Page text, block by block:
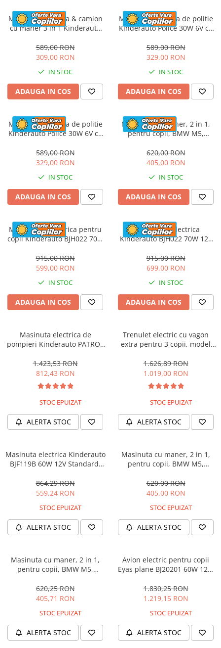
Masinuta electrica & camion
cu maner 3 in 1 Kinderauto
tapitat, music player
589,00 RON
309,00 RON
IN STOC
ADAUGA IN COS
Masinuta electrica de politie
Kinderauto Police 30W 6V cu
bluetooth, culoare Alb
589,00 RON
329,00 RON
IN STOC
ADAUGA IN COS
Masinuta electrica de politie
Kinderauto Police 30W 6V cu
bluetooth, culoare Rosu
589,00 RON
329,00 RON
IN STOC
ADAUGA IN COS
Masinuta cu maner, 2 in 1,
pentru copii, BMW M5,
620,00 RON
405,00 RON
IN STOC
ADAUGA IN COS
Motocicleta electrica pentru
copii Kinderauto BJH022 70W
915,00 RON
599,00 RON
IN STOC
ADAUGA IN COS
Motocicleta electrica
Kinderauto BJH022 70W 12V
culoare Rosie
915,00 RON
699,00 RON
IN STOC
ADAUGA IN COS
Masinuta electrica de
pompieri Kinderauto PATROL
1.423,53 RON
812,43 RON
STOC EPUIZAT
ALERTA STOC
Trenulet electric cu vagon
extra pentru 3 copii, model
music player, albastru
1.626,89 RON
1.019,00 RON
STOC EPUIZAT
ALERTA STOC
Masinuta electrica Kinderauto
BJF119B 60W 12V Standard,
864,29 RON
559,24 RON
STOC EPUIZAT
ALERTA STOC
Masinuta cu maner, 2 in 1,
pentru copii, BMW M5,
620,00 RON
405,00 RON
STOC EPUIZAT
ALERTA STOC
Masinuta cu maner, 2 in 1,
pentru copii, BMW M5,
620,25 RON
405,71 RON
STOC EPUIZAT
ALERTA STOC
Avion electric pentru copii
Eyas plane BJ20201 60W 12V,
1.830,25 RON
1.219,15 RON
STOC EPUIZAT
ALERTA STOC